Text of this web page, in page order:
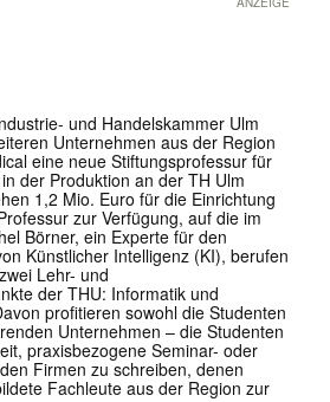
und Handelskammer Ulm
Unternehmen aus der Region
eine neue Stiftungsprofessur für
der Produktion an der TH Ulm
1,2 Mio. Euro für die Einrichtung
zur Verfügung, auf die im
Börner, ein Experte für den
Künstlicher Intelligenz (KI), berufen
Lehr- und
der THU: Informatik und
profitieren sowohl die Studenten
Unternehmen – die Studenten
praxisbezogene Seminar- oder
Firmen zu schreiben, denen
Fachleute aus der Region zur